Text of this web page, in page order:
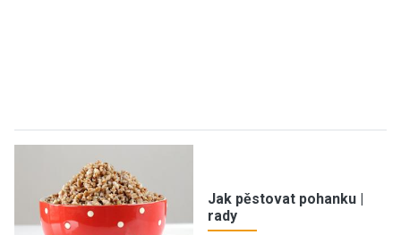
Jak pěstovat pohanku |
rady